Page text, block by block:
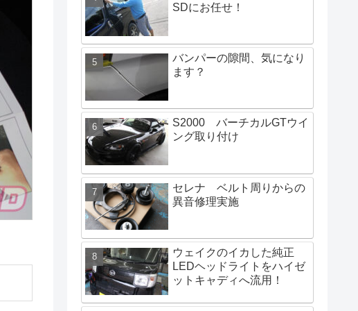
SDにお任せ！
バンパーの隙間、気になり
ます？
S2000 バーチカルGTウイ
ング取り付け
セレナ ベルト周りからの
異音修理実施
ウェイクのイカした純正
LEDヘッドライトをハイゼ
ットキャディへ流用！